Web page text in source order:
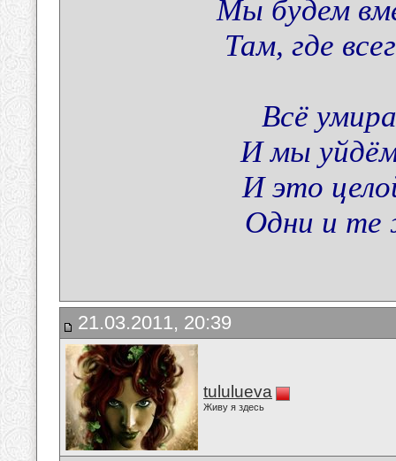
Мы будем
Там, где
Всё
И мы
И это
Одни и те
21.03.2011, 20:39
tululueva
Живу я здесь